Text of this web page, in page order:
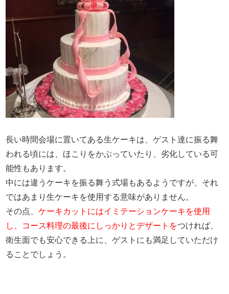
長い時間会場に置いてある生ケーキは、ゲスト達に振る舞
われる頃には、ほこりをかぶっていたり、劣化している可
能性もあります。
中には違うケーキを振る舞う式場もあるようですが、それ
ではあまり生ケーキを使用する意味がありません。
その点、ケーキカットにはイミテーションケーキを使用
し、コース料理の最後にしっかりとデザートをつければ、
衛生面でも安心できる上に、ゲストにも満足していただけ
ることでしょう。